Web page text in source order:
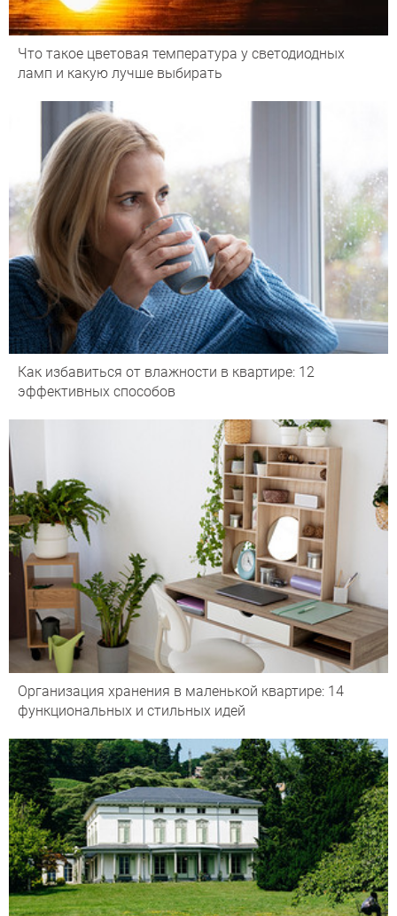
Что такое цветовая температура у светодиодных
ламп и какую лучше выбирать
Как избавиться от влажности в квартире: 12
эффективных способов
Организация хранения в маленькой квартире: 14
функциональных и стильных идей